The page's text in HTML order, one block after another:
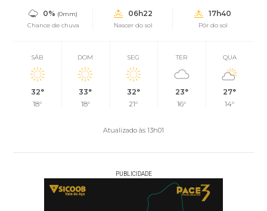
0% (0mm)
Chance de chuva
06h22
Nascer do sol
17h40
Pôr do sol
SÁB
32°
18°
DOM
33°
18°
SEG
32°
21°
TER
23°
16°
QUA
27°
14°
Atualizado às 13h01
PUBLICIDADE